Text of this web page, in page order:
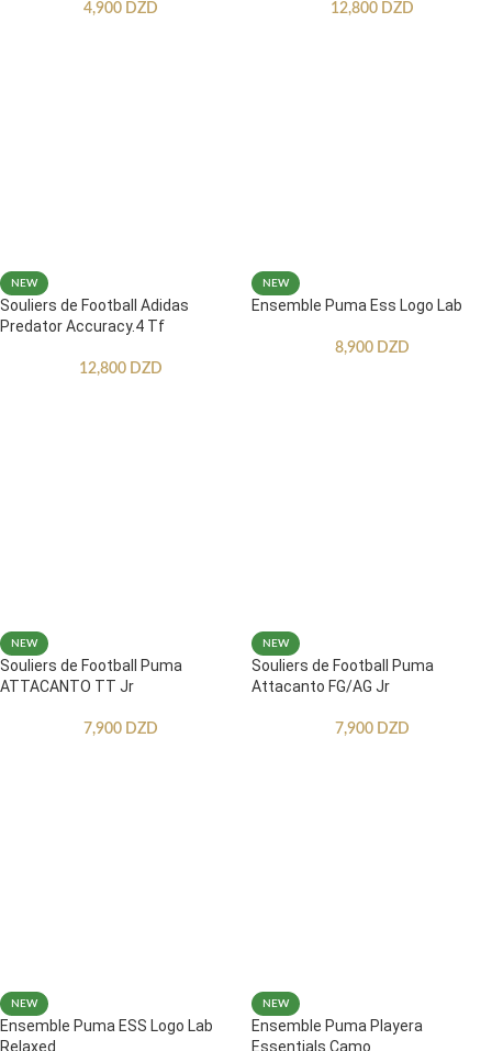
4,900 DZD 12,800 DZD
NEW
Souliers de Football Adidas
Predator Accuracy.4 Tf
12,800 DZD
NEW
Ensemble Puma Ess Logo Lab
8,900 DZD
NEW
Souliers de Football Puma
ATTACANTO TT Jr
7,900 DZD
NEW
Souliers de Football Puma
Attacanto FG/AG Jr
7,900 DZD
NEW
Ensemble Puma ESS Logo Lab
Relaxed
NEW
Ensemble Puma Playera
Essentials Camo